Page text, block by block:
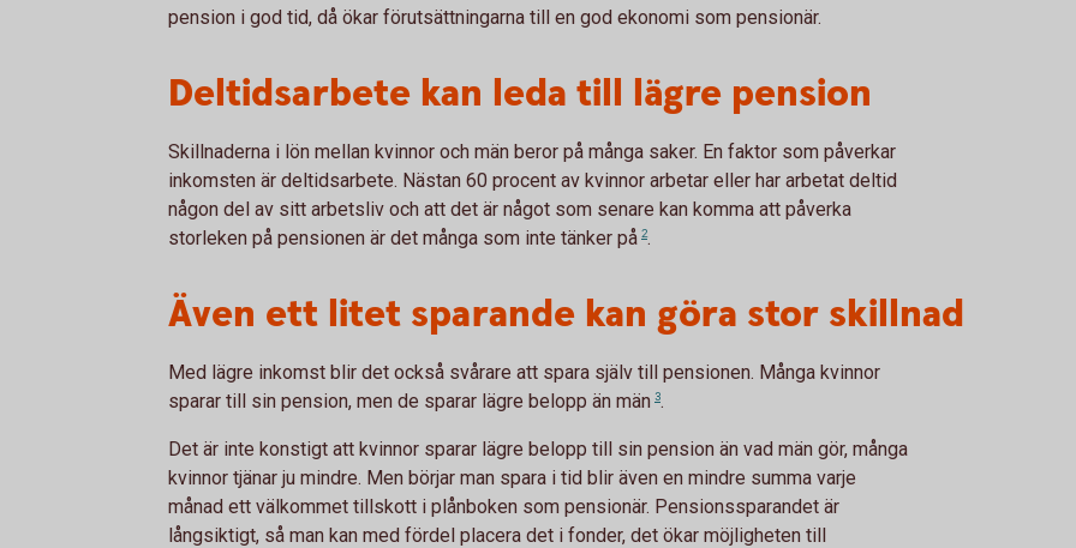
pension i god tid, då ökar förutsättningarna till en god ekonomi som pensionär.
Deltidsarbete kan leda till lägre pension
Skillnaderna i lön mellan kvinnor och män beror på många saker. En faktor som påverkar
inkomsten är deltidsarbete. Nästan 60 procent av kvinnor arbetar eller har arbetat deltid
någon del av sitt arbetsliv och att det är något som senare kan komma att påverka
storleken på pensionen är det många som inte tänker på 2.
Även ett litet sparande kan göra stor skillnad
Med lägre inkomst blir det också svårare att spara själv till pensionen. Många kvinnor
sparar till sin pension, men de sparar lägre belopp än män 3.
Det är inte konstigt att kvinnor sparar lägre belopp till sin pension än vad män gör, många
kvinnor tjänar ju mindre. Men börjar man spara i tid blir även en mindre summa varje
månad ett välkommet tillskott i plånboken som pensionär. Pensionssparandet är
långsiktigt, så man kan med fördel placera det i fonder, det ökar möjligheten till